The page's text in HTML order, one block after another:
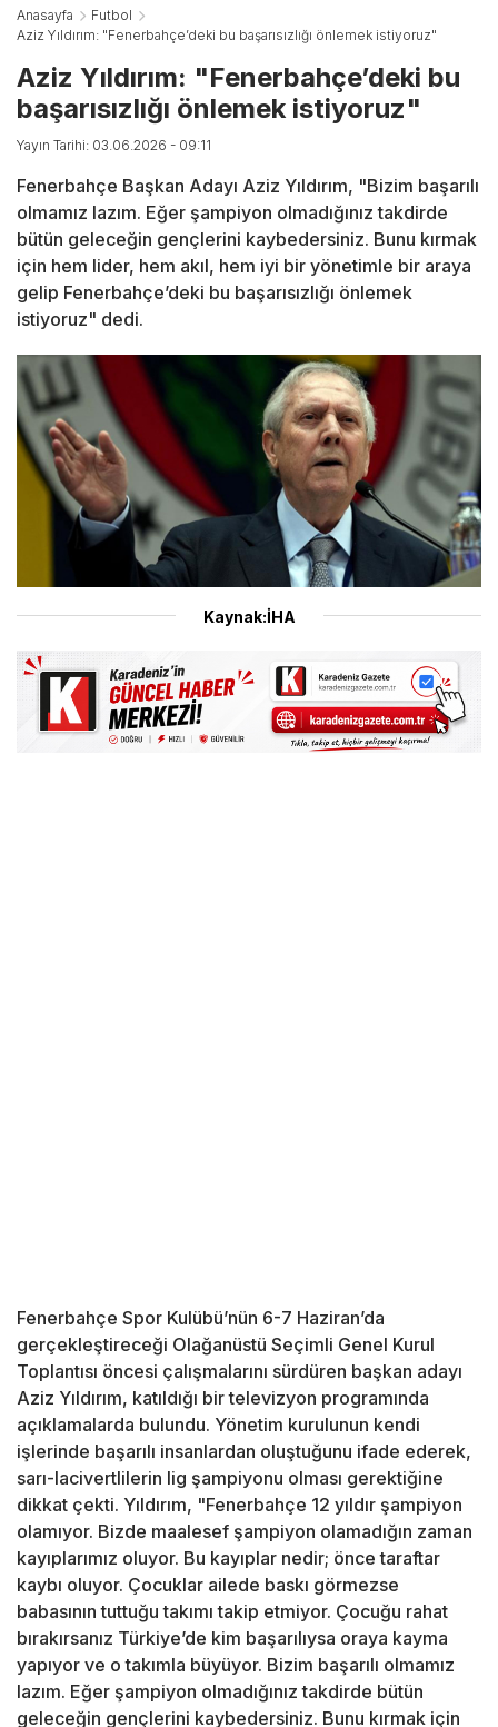
Anasayfa
Futbol
Aziz Yıldırım: "Fenerbahçe’deki bu başarısızlığı önlemek istiyoruz"
Aziz Yıldırım: "Fenerbahçe’deki bu
başarısızlığı önlemek istiyoruz"
Yayın Tarihi: 03.06.2026 - 09:11
Fenerbahçe Başkan Adayı Aziz Yıldırım, "Bizim başarılı
olmamız lazım. Eğer şampiyon olmadığınız takdirde
bütün geleceğin gençlerini kaybedersiniz. Bunu kırmak
için hem lider, hem akıl, hem iyi bir yönetimle bir araya
gelip Fenerbahçe’deki bu başarısızlığı önlemek
istiyoruz" dedi.
Kaynak:İHA
Fenerbahçe Spor Kulübü’nün 6-7 Haziran’da
gerçekleştireceği Olağanüstü Seçimli Genel Kurul
Toplantısı öncesi çalışmalarını sürdüren başkan adayı
Aziz Yıldırım, katıldığı bir televizyon programında
açıklamalarda bulundu. Yönetim kurulunun kendi
işlerinde başarılı insanlardan oluştuğunu ifade ederek,
sarı-lacivertlilerin lig şampiyonu olması gerektiğine
dikkat çekti. Yıldırım, "Fenerbahçe 12 yıldır şampiyon
olamıyor. Bizde maalesef şampiyon olamadığın zaman
kayıplarımız oluyor. Bu kayıplar nedir; önce taraftar
kaybı oluyor. Çocuklar ailede baskı görmezse
babasının tuttuğu takımı takip etmiyor. Çocuğu rahat
bırakırsanız Türkiye’de kim başarılıysa oraya kayma
yapıyor ve o takımla büyüyor. Bizim başarılı olmamız
lazım. Eğer şampiyon olmadığınız takdirde bütün
geleceğin gençlerini kaybedersiniz. Bunu kırmak için